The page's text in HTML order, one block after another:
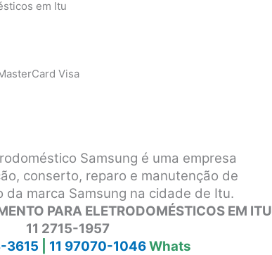
em Itu
Visa
Samsung é uma empresa
conserto, reparo e manutenção de
marca Samsung na cidade de Itu.
PARA ELETRODOMÉSTICOS EM ITU
11 2715-1957
3615
11 97070-1046Whats